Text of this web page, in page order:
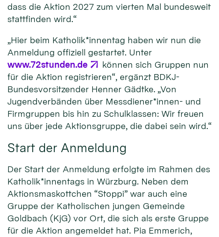
dass die Aktion 2027 zum vierten Mal bundesweit
stattfinden wird.“
„Hier beim Katholik*innentag haben wir nun die
Anmeldung offiziell gestartet. Unter
www.72stunden.de
können sich Gruppen nun
für die Aktion registrieren“, ergänzt BDKJ-
Bundesvorsitzender Henner Gädtke. „Von
Jugendverbänden über Messdiener*innen- und
Firmgruppen bis hin zu Schulklassen: Wir freuen
uns über jede Aktionsgruppe, die dabei sein wird.“
Start der Anmeldung
Der Start der Anmeldung erfolgte im Rahmen des
Katholik*innentags in Würzburg. Neben dem
Aktionsmaskottchen “Stoppi” war auch eine
Gruppe der Katholischen jungen Gemeinde
Goldbach (KjG) vor Ort, die sich als erste Gruppe
für die Aktion angemeldet hat. Pia Emmerich,